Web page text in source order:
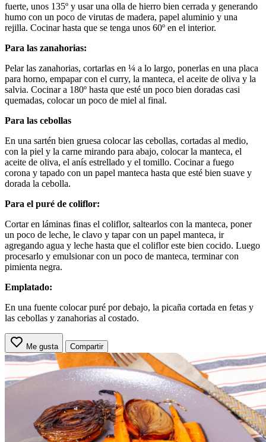
fuerte, unos 135º y usar una olla de hierro bien cerrada y generando
humo con un poco de virutas de madera, papel aluminio y una
rejilla. Cocinar hasta que se tenga unos 60º en el interior.
Para las zanahorias:
Pelar las zanahorias, cortarlas en ¼ a lo largo, ponerlas en una placa
para horno, empapar con el curry, la manteca, el aceite de oliva y la
salvia. Cocinar a 180º hasta que esté un poco bien doradas casi
quemadas, colocar un poco de miel al final.
Para las cebollas
En una sartén bien gruesa colocar las cebollas, cortadas al medio,
con la piel y la carne mirando para abajo, colocar la manteca, el
aceite de oliva, el anís estrellado y el tomillo. Cocinar a fuego
corona y tapado con un papel manteca hasta que esté bien suave y
dorada la cebolla.
Para el puré de coliflor:
Cortar en láminas finas el coliflor, saltearlos con la manteca, poner
un poco de leche, le clavo y tapar con un papel manteca, ir
agregando agua y leche hasta que el coliflor este bien cocido. Luego
procesarlo y emulsionar con un poco de manteca, terminar con
pimienta negra.
Emplatado:
En una fuente colocar puré por debajo, la picaña cortada en fetas y
las cebollas y zanahorias al costado.
Me gusta Compartir